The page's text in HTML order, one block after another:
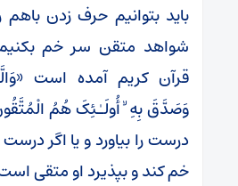
باید بتوانیم حرف زدن باهم
شواهد متقن سر خم
قرآن کریم آمده است
وَصَدَّقَ بِهِ ۙ أُولَٰئِکَ هُمُ
درست را بیاورد و یا اگر
خم کند و بپذیرد او متقی